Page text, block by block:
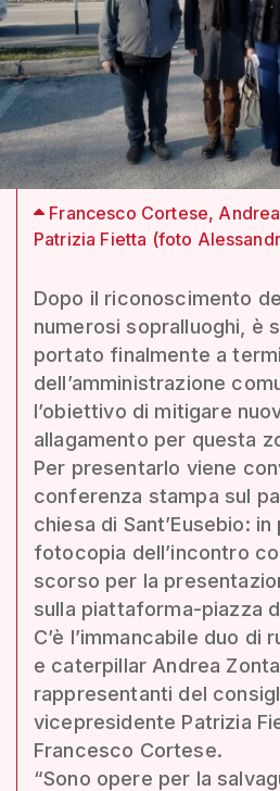
Francesco Cortese,
Patrizia Fietta (foto
Dopo il riconoscimento
numerosi sopralluoghi, è
portato finalmente a
dell’amministrazione
l’obiettivo di mitigare
allagamento per questa
Per presentarlo viene
conferenza stampa sul
chiesa di Sant’Eusebio:
fotocopia dell’incontro
scorso per la
sulla piattaforma-piazza
C’è l’immancabile duo di
e caterpillar Andrea
rappresentanti del
vicepresidente Patrizia
Francesco Cortese.
“Sono opere per la